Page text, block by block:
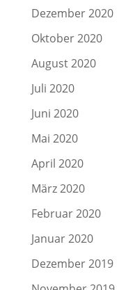
Dezember 2020
Oktober 2020
August 2020
Juli 2020
Juni 2020
Mai 2020
April 2020
März 2020
Februar 2020
Januar 2020
Dezember 2019